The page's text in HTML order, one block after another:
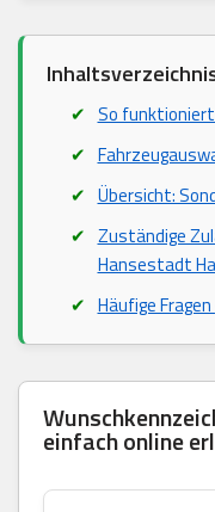
So funktioniert
Übersicht:
Zuständige
Hansestadt
Häufige
einfach online